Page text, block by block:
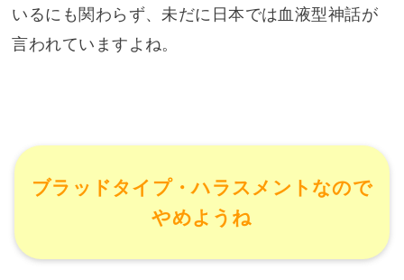
いるにも関わらず、未だに日本では血液型神話が
言われていますよね。
ブラッドタイプ・ハラスメントなので
やめようね